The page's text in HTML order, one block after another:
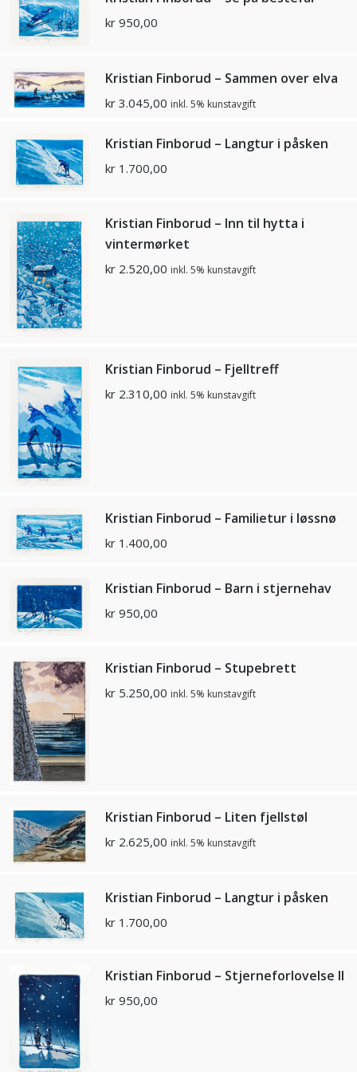
kr 950,00
Kristian Finborud – Sammen over elva
kr 3.045,00 inkl. 5% kunstavgift
Kristian Finborud – Langtur i påsken
kr 1.700,00
Kristian Finborud – Inn til hytta i
vintermørket
kr 2.520,00 inkl. 5% kunstavgift
Kristian Finborud – Fjelltreff
kr 2.310,00 inkl. 5% kunstavgift
Kristian Finborud – Familietur i løssnø
kr 1.400,00
Kristian Finborud – Barn i stjernehav
kr 950,00
Kristian Finborud – Stupebrett
kr 5.250,00 inkl. 5% kunstavgift
Kristian Finborud – Liten fjellstøl
kr 2.625,00 inkl. 5% kunstavgift
Kristian Finborud – Langtur i påsken
kr 1.700,00
Kristian Finborud – Stjerneforlovelse II
kr 950,00